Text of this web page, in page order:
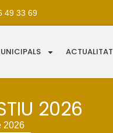
49 33 69
ACTUALITAT
2026
2026